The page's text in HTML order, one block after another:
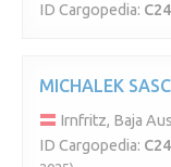
ID Cargopedia:
MICHALEK
Irnfritz, Baja
ID Cargopedia: